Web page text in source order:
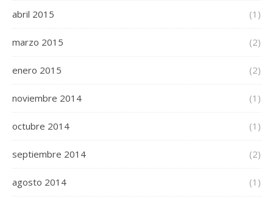
abril 2015 (1)
marzo 2015 (2)
enero 2015 (2)
noviembre 2014 (1)
octubre 2014 (1)
septiembre 2014 (2)
agosto 2014 (1)